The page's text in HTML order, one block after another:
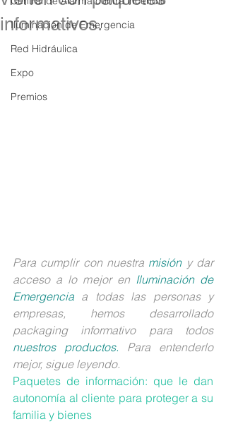
Iluminación de Emergencia
Red Hidráulica
Expo
Premios
informativos.
Para cumplir con nuestra misión y dar
acceso a lo mejor en Iluminación de
Emergencia a todas las personas y
empresas, hemos desarrollado
packaging informativo para todos
nuestros productos. Para entenderlo
mejor, sigue leyendo.
Paquetes de información: que le dan
autonomía al cliente para proteger a su
familia y bienes